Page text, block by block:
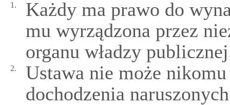
1.
Każdy ma prawo do
mu wyrządzona przez
organu władzy
2.
Ustawa nie może
dochodzenia